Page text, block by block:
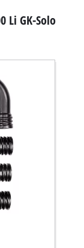
Li GK-Solo